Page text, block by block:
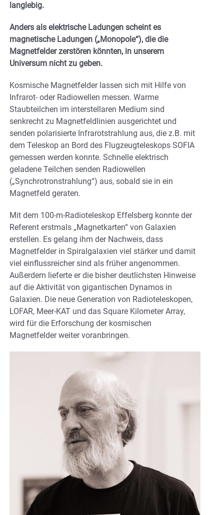
langlebig.
Anders als elektrische Ladungen scheint es
magnetische Ladungen („Monopole“), die die
Magnetfelder zerstören könnten, in unserem
Universum nicht zu geben.
Kosmische Magnetfelder lassen sich mit Hilfe von
Infrarot- oder Radiowellen messen. Warme
Staubteilchen im interstellaren Medium sind
senkrecht zu Magnetfeldlinien ausgerichtet und
senden polarisierte Infrarotstrahlung aus, die z.B. mit
dem Teleskop an Bord des Flugzeugteleskops SOFIA
gemessen werden konnte. Schnelle elektrisch
geladene Teilchen senden Radiowellen
(„Synchrotronstrahlung“) aus, sobald sie in ein
Magnetfeld geraten.
Mit dem 100-m-Radioteleskop Effelsberg konnte der
Referent erstmals „Magnetkarten“ von Galaxien
erstellen. Es gelang ihm der Nachweis, dass
Magnetfelder in Spiralgalaxien viel stärker und damit
viel einflussreicher sind als früher angenommen.
Außerdem lieferte er die bisher deutlichsten Hinweise
auf die Aktivität von gigantischen Dynamos in
Galaxien. Die neue Generation von Radioteleskopen,
LOFAR, Meer-KAT und das Square Kilometer Array,
wird für die Erforschung der kosmischen
Magnetfelder weiter voranbringen.